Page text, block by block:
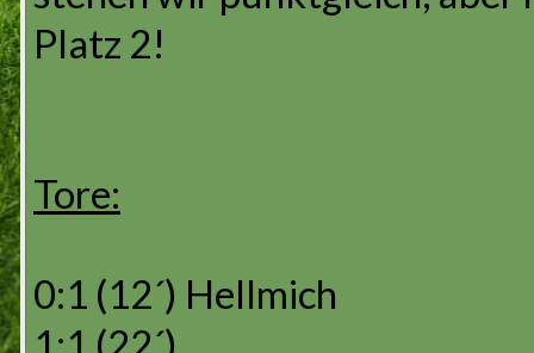
Platz 2!
Tore:
0:1 (12´) Hellmich
1:1 (22´)